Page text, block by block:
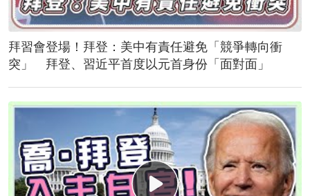
拜習會登場！拜登：美中有責任避免「競爭轉向衝
突」 拜登、習近平首度以元首身份「面對面」